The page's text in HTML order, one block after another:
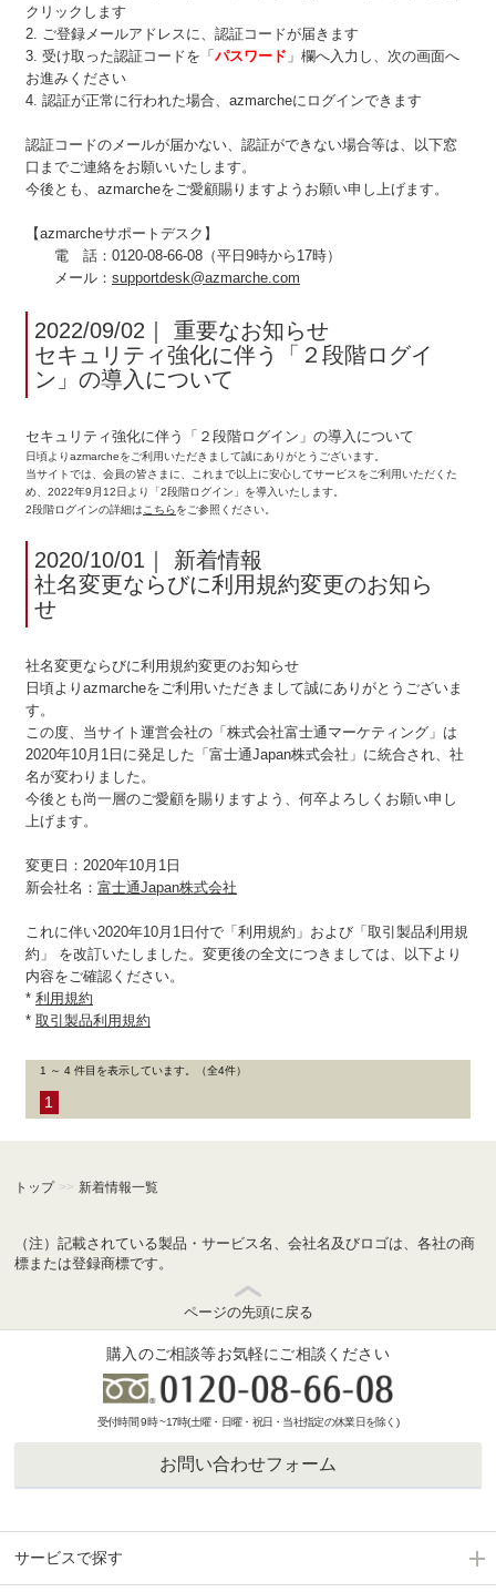
クリックします
2. ご登録メールアドレスに、認証コードが届きます
3. 受け取った認証コードを「 パスワード 」欄へ入力し、次の画面へ
お進みください
4. 認証が正常に行われた場合、azmarcheにログインできます
認証コードのメールが届かない、認証ができない場合等は、以下窓
口までご連絡をお願いいたします。
今後とも、azmarcheをご愛顧賜りますようお願い申し上げます。
【azmarcheサポートデスク】
電 話：0120-08-66-08（平日9時から17時）
メール： supportdesk@azmarche.com
2022/09/02
重要なお知らせ
セキュリティ強化に伴う「２段階ログイ
ン」の導入について
セキュリティ強化に伴う「２段階ログイン」の導入について
日頃よりazmarcheをご利用いただきまして誠にありがとうございます。
当サイトでは、会員の皆さまに、これまで以上に安心してサービスをご利用いただくた
め、2022年9月12日より「2段階ログイン」を導入いたします。
2段階ログインの詳細は こちらをご参照ください。
2020/10/01
新着情報
社名変更ならびに利用規約変更のお知ら
せ
社名変更ならびに利用規約変更のお知らせ
日頃よりazmarcheをご利用いただきまして誠にありがとうございま
す。
この度、当サイト運営会社の「株式会社富士通マーケティング」は
2020年10月1日に発足した「富士通Japan株式会社」に統合され、社
名が変わりました。
今後とも尚一層のご愛顧を賜りますよう、何卒よろしくお願い申し
上げます。
変更日：2020年10月1日
新会社名： 富士通Japan株式会社
これに伴い2020年10月1日付で「利用規約」および「取引製品利用規
約」 を改訂いたしました。変更後の全文につきましては、以下より
内容をご確認ください。
* 利用規約
* 取引製品利用規約
1 ～ 4 件目を表示しています。（全4件）
1
トップ >> 新着情報一覧
（注）記載されている製品・サービス名、会社名及びロゴは、各社の商
標または登録商標です。
ページの先頭に戻る
購入のご相談等お気軽にご相談ください
受付時間 9時 ~17時(土曜・日曜・祝日・当社指定の休業日を除く)
お問い合わせフォーム
サービスで探す